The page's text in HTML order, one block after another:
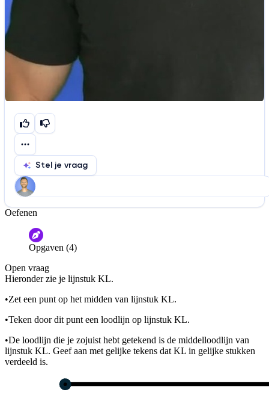
Stel je vraag
Help ons de video te verbeteren
De audio is slecht
Informatie is onjuist
De docent is te langdradig
De uitleg gaat te langzaam
De uitleg gaat te snel
Afspelen werkte niet
Iets anders
Oefenen
Opgaven (4)
Open vraag
Hieronder zie je lijnstuk KL.
•Zet een punt op het midden van lijnstuk KL.
•Teken door dit punt een loodlijn op lijnstuk KL.
•De loodlijn die je zojuist hebt getekend is de middelloodlijn van
lijnstuk KL. Geef aan met gelijke tekens dat KL in gelijke stukken
verdeeld is.